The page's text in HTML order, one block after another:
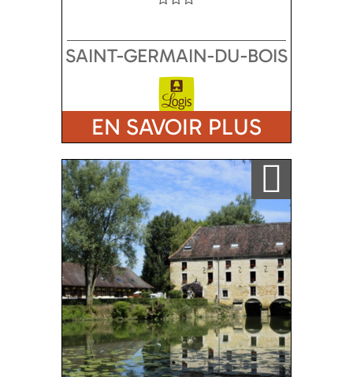
SAINT-GERMAIN-DU-BOIS
EN SAVOIR PLUS
Ajouter a ma sélection